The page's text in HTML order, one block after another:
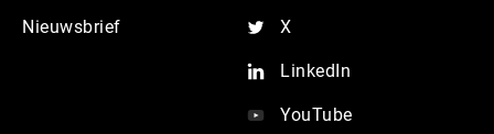
Nieuwsbrief X
LinkedIn
YouTube